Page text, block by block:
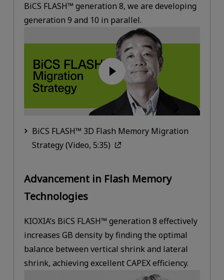
BiCS FLASH™ 3D Flash Memory Migration
Strategy (Video, 5:35)
BiCS FLASH™ generation 8, we are developing
generation 9 and 10 in parallel.
Advancement in Flash Memory
Technologies
KIOXIA’s BiCS FLASH™ generation 8 effectively
increases GB density by finding the optimal
balance between vertical shrink and lateral
shrink, achieving excellent CAPEX efficiency.